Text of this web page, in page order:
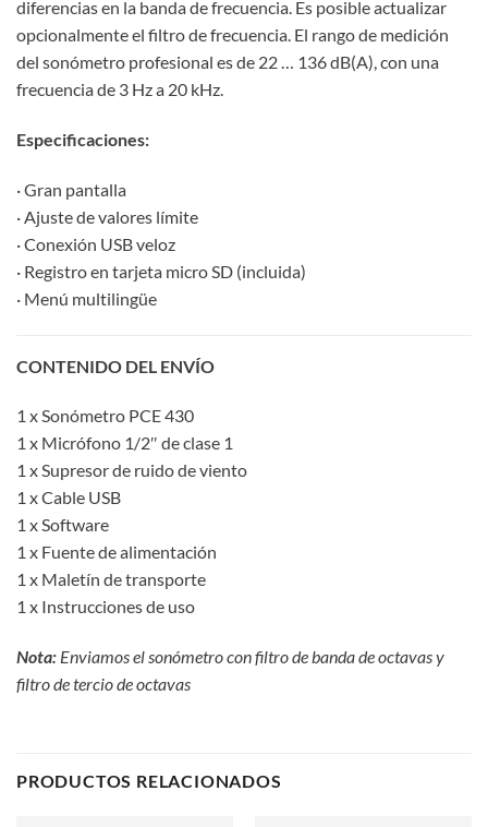
diferencias en la banda de frecuencia. Es posible actualizar
opcionalmente el filtro de frecuencia. El rango de medición
del sonómetro profesional es de 22 … 136 dB(A), con una
frecuencia de 3 Hz a 20 kHz.
Especificaciones:
· Gran pantalla
· Ajuste de valores límite
· Conexión USB veloz
· Registro en tarjeta micro SD (incluida)
· Menú multilingüe
CONTENIDO DEL ENVÍO
1 x Sonómetro PCE 430
1 x Micrófono 1/2″ de clase 1
1 x Supresor de ruido de viento
1 x Cable USB
1 x Software
1 x Fuente de alimentación
1 x Maletín de transporte
1 x Instrucciones de uso
Nota: Enviamos el sonómetro con filtro de banda de octavas y
filtro de tercio de octavas
PRODUCTOS RELACIONADOS